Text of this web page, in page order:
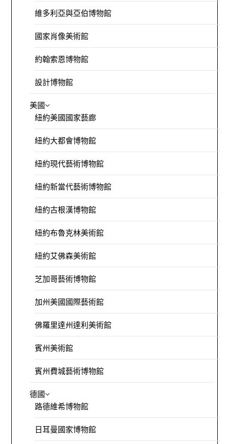
維多利亞與亞伯博物館
國家肖像美術館
約翰索恩博物館
設計博物館
美國
紐約美國國家藝廊
紐約大都會博物館
紐約現代藝術博物館
紐約新當代藝術博物館
紐約古根漢博物館
紐約布魯克林美術館
紐約艾佛森美術館
芝加哥藝術博物館
加州美國國際藝術館
佛羅里達州達利美術館
賓州美術館
賓州費城藝術博物館
德國
路德維希博物館
日耳曼國家博物館